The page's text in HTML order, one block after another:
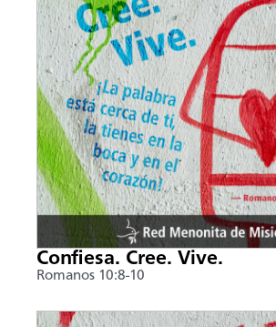
Confiesa. Cree. Vive.
Romanos 10:8-10